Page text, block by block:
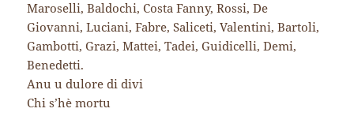
Maroselli, Baldochi, Costa Fanny, Rossi, De
Giovanni, Luciani, Fabre, Saliceti, Valentini, Bartoli,
Gambotti, Grazi, Mattei, Tadei, Guidicelli, Demi,
Benedetti.
Anu u dulore di divi
Chi s’hè mortu